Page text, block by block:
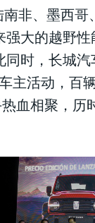
非、墨西哥
强大的越野
同时，长城
主活动，百
血相聚，历